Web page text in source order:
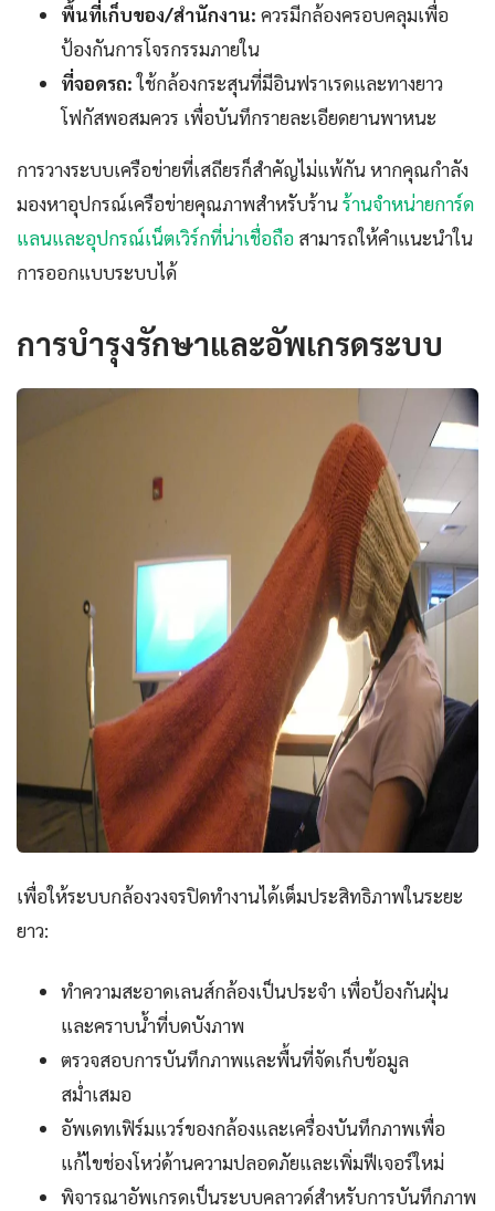
พื้นที่เก็บของ/สำนักงาน: ควรมีกล้องครอบคลุมเพื่อ
ป้องกันการโจรกรรมภายใน
ที่จอดรถ:ใช้กล้องกระสุนที่มีอินฟราเรดและทางยาว
โฟกัสพอสมควร เพื่อบันทึกรายละเอียดยานพาหนะ
การวางระบบเครือข่ายที่เสถียรก็สำคัญไม่แพ้กัน หากคุณกำลัง
มองหาอุปกรณ์เครือข่ายคุณภาพสำหรับร้านร้านจำหน่ายการ์ด
แลนและอุปกรณ์เน็ตเวิร์กที่น่าเชื่อถือ สามารถให้คำแนะนำใน
การออกแบบระบบได้
การบำรุงรักษาและอัพเกรดระบบ
เพื่อให้ระบบกล้องวงจรปิดทำงานได้เต็มประสิทธิภาพในระยะ
ยาว:
ทำความสะอาดเลนส์กล้องเป็นประจำ เพื่อป้องกันฝุ่น
และคราบน้ำที่บดบังภาพ
ตรวจสอบการบันทึกภาพและพื้นที่จัดเก็บข้อมูล
สม่ำเสมอ
อัพเดทเฟิร์มแวร์ของกล้องและเครื่องบันทึกภาพเพื่อ
แก้ไขช่องโหว่ด้านความปลอดภัยและเพิ่มฟีเจอร์ใหม่
พิจารณาอัพเกรดเป็นระบบคลาวด์สำหรับการบันทึกภาพ